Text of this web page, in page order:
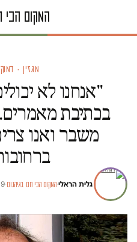
מגזין ·
"אנחנו לא
בכתיבת
משבר ואנו
גלית הראלי·המקום הכי חם בגיהנום·